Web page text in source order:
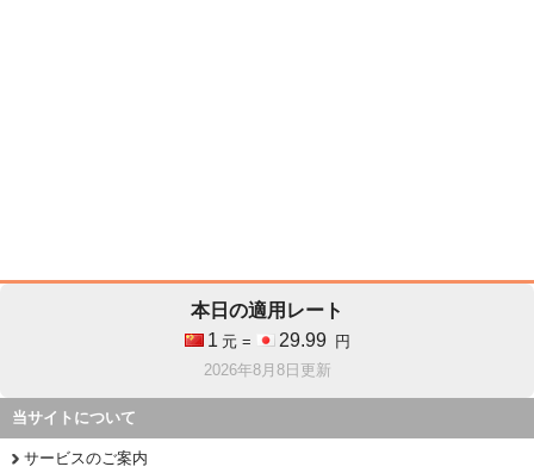
本日の適用レート
1 元 = 29.99
円
2026年8月8日更新
当サイトについて
サービスのご案内